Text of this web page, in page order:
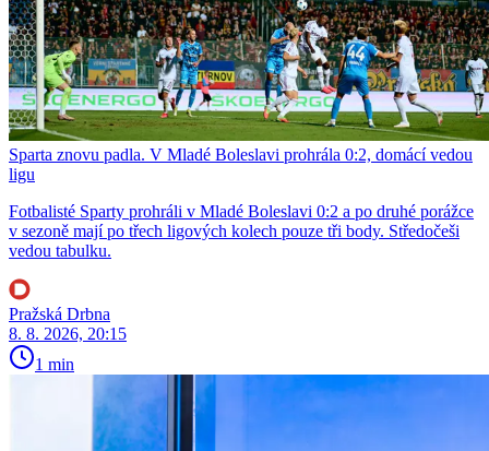
Sparta znovu padla. V Mladé Boleslavi prohrála 0:2, domácí vedou
ligu
Fotbalisté Sparty prohráli v Mladé Boleslavi 0:2 a po druhé porážce
v sezoně mají po třech ligových kolech pouze tři body. Středočeši
vedou tabulku.
Pražská Drbna
8. 8. 2026, 20:15
1 min